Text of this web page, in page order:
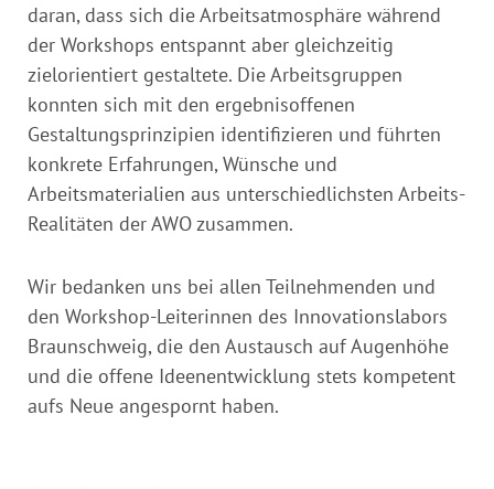
daran, dass sich die Arbeitsatmosphäre während
der Workshops entspannt aber gleichzeitig
zielorientiert gestaltete. Die Arbeitsgruppen
konnten sich mit den ergebnisoffenen
Gestaltungsprinzipien identifizieren und führten
konkrete Erfahrungen, Wünsche und
Arbeitsmaterialien aus unterschiedlichsten Arbeits-
Realitäten der AWO zusammen.
Wir bedanken uns bei allen Teilnehmenden und
den Workshop-Leiterinnen des Innovationslabors
Braunschweig, die den Austausch auf Augenhöhe
und die offene Ideenentwicklung stets kompetent
aufs Neue angespornt haben.